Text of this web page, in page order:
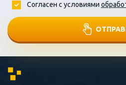
Согласен с условиями